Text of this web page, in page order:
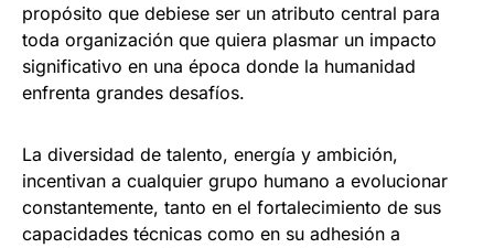
propósito que debiese ser un atributo central para
toda organización que quiera plasmar un impacto
significativo en una época donde la humanidad
enfrenta grandes desafíos.
La diversidad de talento, energía y ambición,
incentivan a cualquier grupo humano a evolucionar
constantemente, tanto en el fortalecimiento de sus
capacidades técnicas como en su adhesión a